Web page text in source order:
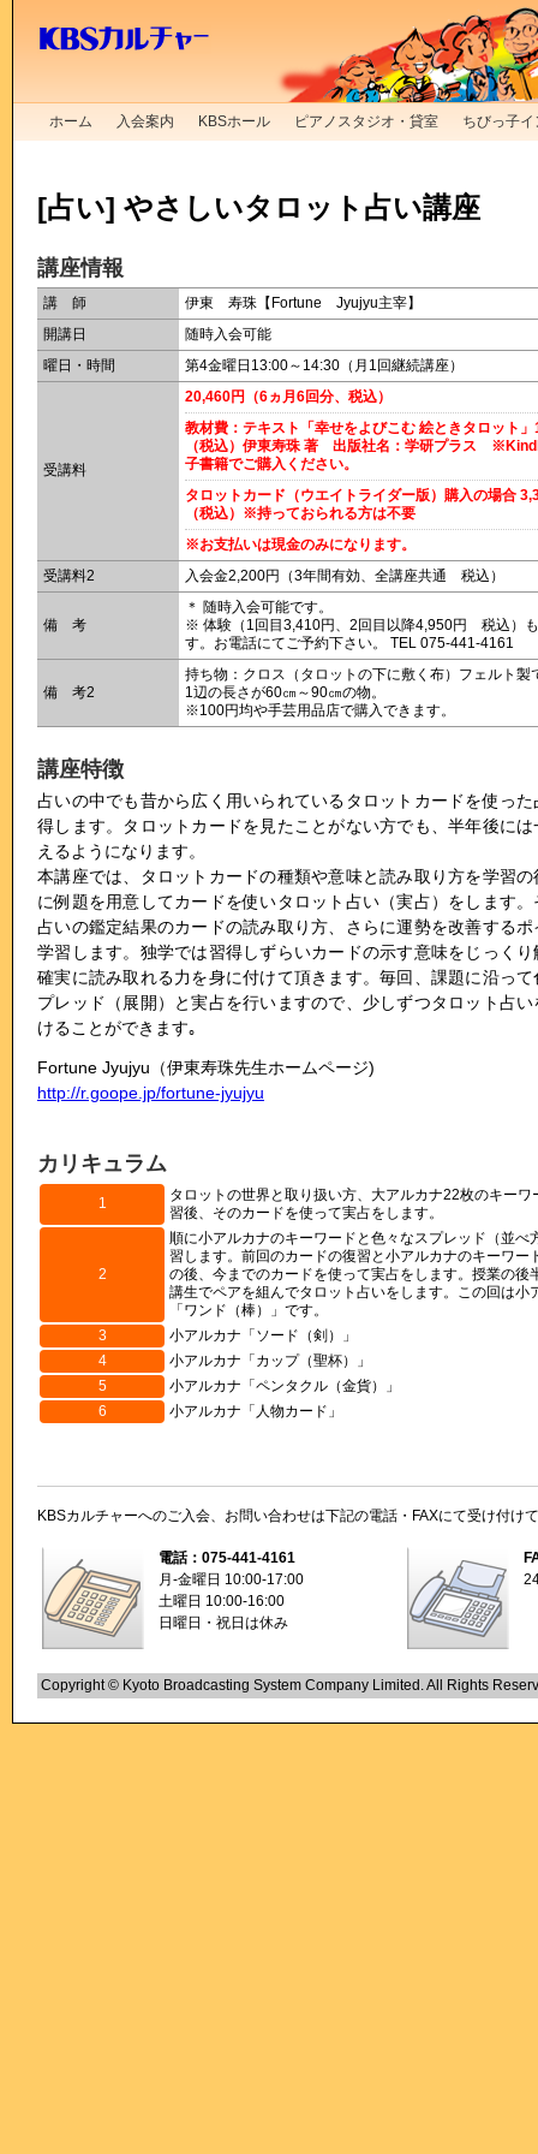
ホーム 入会案内 KBSホール ピアノスタジオ・貸室 ちびっ子
[占い] やさしいタロット占い講座
講座情報
講 師
伊東 寿珠【Fortune Jyujyu主宰】
開講日
随時入会可能
曜日・時間
第4金曜日13:00～14:30（月1回継続講座）
受講料
20,460円（6ヵ月6回分、税込）
教材費：テキスト「幸せをよびこむ 絵ときタロット
（税込）伊東寿珠 著 出版社名：学研プラス
子書籍でご購入ください。
タロットカード（ウエイトライダー版）購入の場合
（税込）※持っておられる方は不要
※お支払いは現金のみになります。
受講料2
入会金2,200円（3年間有効、全講座共通 税込）
備 考
＊ 随時入会可能です。
※ 体験（1回目3,410円、2回目以降4,950円 税込）
す。お電話にてご予約下さい。 TEL 075-441-4161
備 考2
持ち物：クロス（タロットの下に敷く布）フェルト製
1辺の長さが60㎝～90㎝の物。
※100円均や手芸用品店で購入できます。
講座特徴
占いの中でも昔から広く用いられているタロットカードを使った
得します。タロットカードを見たことがない方でも、半年後には
えるようになります。
本講座では、タロットカードの種類や意味と読み取り方を学習の
に例題を用意してカードを使いタロット占い（実占）をします。
占いの鑑定結果のカードの読み取り方、さらに運勢を改善するポ
学習します。独学では習得しずらいカードの示す意味をじっくり
確実に読み取れる力を身に付けて頂きます。毎回、課題に沿って
プレッド（展開）と実占を行いますので、少しずつタロット占い
けることができます｡
Fortune Jyujyu（伊東寿珠先生ホームページ)
http://r.goope.jp/fortune-jyujyu
カリキュラム
1
タロットの世界と取り扱い方、大アルカナ22枚のキーワ
習後、そのカードを使って実占をします。
2
順に小アルカナのキーワードと色々なスプレッド（並べ
習します。前回のカードの復習と小アルカナのキーワー
の後、今までのカードを使って実占をします。授業の後
講生でペアを組んでタロット占いをします。この回は小
「ワンド（棒）」です。
3
小アルカナ「ソード（剣）」
4
小アルカナ「カップ（聖杯）」
5
小アルカナ「ペンタクル（金貨）」
6
小アルカナ「人物カード」
KBSカルチャーへのご入会、お問い合わせは下記の電話・FAXにて受け付け
電話：075-441-4161
月-金曜日 10:00-17:00
土曜日 10:00-16:00
日曜日・祝日は休み
Copyright © Kyoto Broadcasting System Company Limited. All Rights